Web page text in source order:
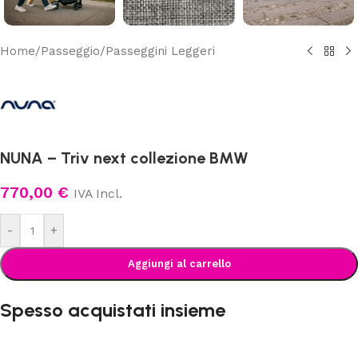
Home/Passeggio/Passeggini Leggeri
NUNA – Triv next collezione BMW
770,00 € IVA Incl.
- +
Aggiungi al carrello
Spesso acquistati insieme